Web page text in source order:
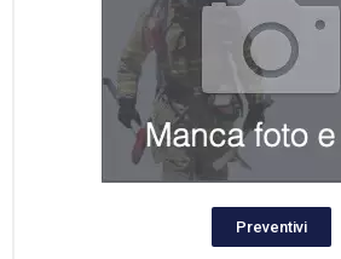
Preventivi